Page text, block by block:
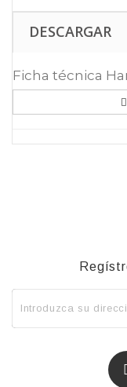
DESCARGAR
Ficha técnica